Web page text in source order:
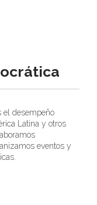
el desempeño
Latina y otros
eventos y